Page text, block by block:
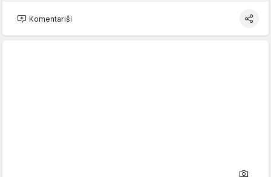
Komentariši